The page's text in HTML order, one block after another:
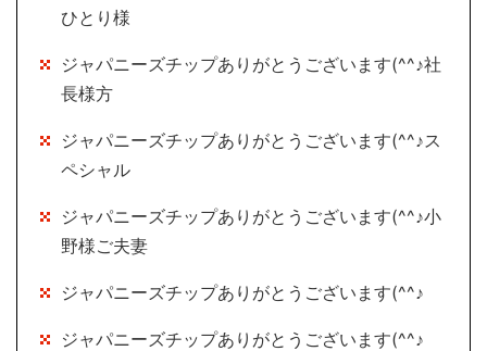
ひとり様
ジャパニーズチップありがとうございます(^^♪社
長様方
ジャパニーズチップありがとうございます(^^♪ス
ペシャル
ジャパニーズチップありがとうございます(^^♪小
野様ご夫妻
ジャパニーズチップありがとうございます(^^♪
ジャパニーズチップありがとうございます(^^♪